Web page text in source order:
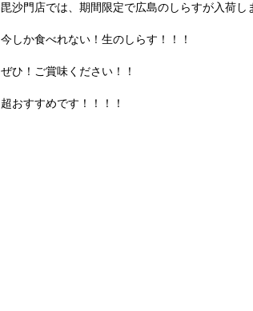
毘沙門店では、期間限定で広島のしらすが入荷し
今しか食べれない！生のしらす！！！
ぜひ！ご賞味ください！！
超おすすめです！！！！